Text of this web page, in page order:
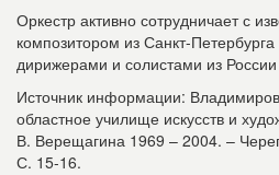
Оркестр активно сотрудничает с
композитором из Санкт-
дирижерами и солистами из
Источник информации:
областное училище искусств и
В. Верещагина 1969 – 2004. –
С. 15-16.